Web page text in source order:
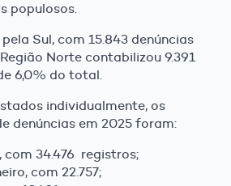
populosos.
Sul, com 15.843 denúncias
Norte contabilizou 9.391
6,0% do total.
individualmente, os
denúncias em 2025 foram:
34.476 registros;
com 22.757;